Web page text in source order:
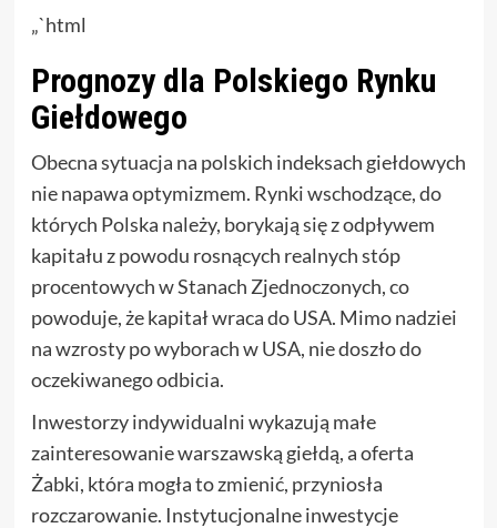
„`html
Prognozy dla Polskiego Rynku
Giełdowego
Obecna sytuacja na polskich indeksach giełdowych
nie napawa optymizmem. Rynki wschodzące, do
których Polska należy, borykają się z odpływem
kapitału z powodu rosnących realnych stóp
procentowych w Stanach Zjednoczonych, co
powoduje, że kapitał wraca do USA. Mimo nadziei
na wzrosty po wyborach w USA, nie doszło do
oczekiwanego odbicia.
Inwestorzy indywidualni wykazują małe
zainteresowanie warszawską giełdą, a oferta
Żabki, która mogła to zmienić, przyniosła
rozczarowanie. Instytucjonalne inwestycje